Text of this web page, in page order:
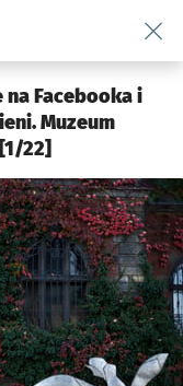
Kultura
Facebooka i
Muzeum
22]